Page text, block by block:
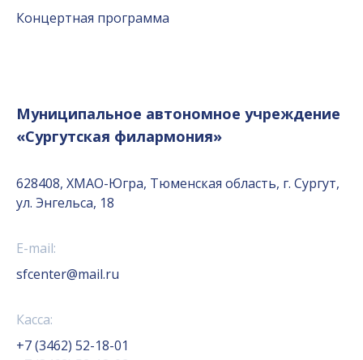
Концертная программа
Муниципальное автономное учреждение
«Сургутская филармония»
628408, ХМАО-Югра, Тюменская область, г. Сургут,
ул. Энгельса, 18
E-mail:
sfcenter@mail.ru
Касса:
+7 (3462) 52-18-01